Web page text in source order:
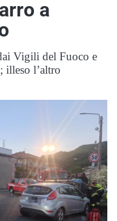
a
Vigili del Fuoco e
illeso l’altro